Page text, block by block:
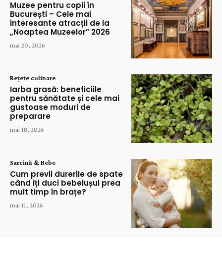
Muzee pentru copii în
București – Cele mai
interesante atracții de la
„Noaptea Muzeelor” 2026
mai 20, 2026
Rețete culinare
Iarba grasă: beneficiile
pentru sănătate și cele mai
gustoase moduri de
preparare
mai 18, 2026
Sarcină & Bebe
Cum previi durerile de spate
când îți duci bebelușul prea
mult timp în brațe?
mai 11, 2026